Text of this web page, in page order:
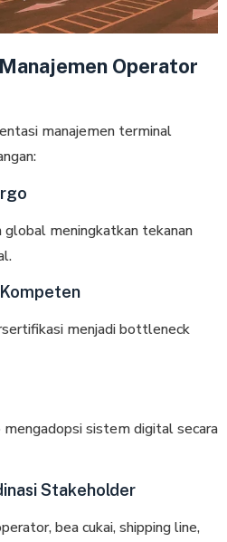
Operator
manajemen terminal
global meningkatkan tekanan
menjadi bottleneck
sistem digital secara
Stakeholder
bea cukai, shipping line,